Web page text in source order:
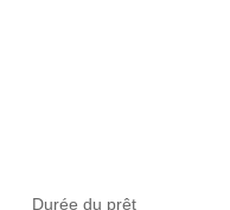
Durée du prêt